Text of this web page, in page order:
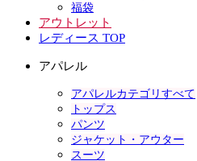
福袋
アウトレット
レディース TOP
アパレル
アパレルカテゴリすべて
トップス
パンツ
ジャケット・アウター
スーツ